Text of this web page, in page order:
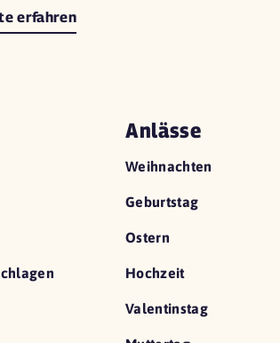
erfahren
Anlässe
Weihnachten
Geburtstag
Ostern
Hochzeit
Valentinstag